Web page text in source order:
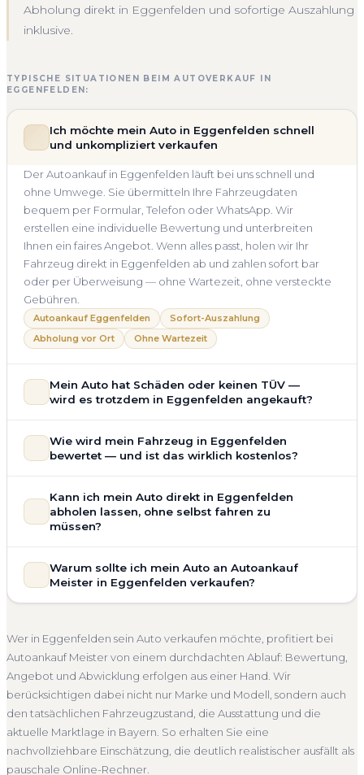
Abholung direkt in Eggenfelden und sofortige Auszahlung
inklusive.
TYPISCHE SITUATIONEN BEIM AUTOVERKAUF IN
EGGENFELDEN:
Ich möchte mein Auto in Eggenfelden schnell
und unkompliziert verkaufen
Der Autoankauf in Eggenfelden läuft bei uns schnell und
ohne Umwege. Sie übermitteln Ihre Fahrzeugdaten
bequem per Formular, Telefon oder WhatsApp. Wir
erstellen eine individuelle Bewertung und unterbreiten
Ihnen ein faires Angebot. Wenn alles passt, holen wir Ihr
Fahrzeug direkt in Eggenfelden ab und zahlen sofort bar
oder per Überweisung — ohne Wartezeit, ohne versteckte
Gebühren.
Autoankauf Eggenfelden
Sofort-Auszahlung
Abholung vor Ort
Ohne Wartezeit
Mein Auto hat Schäden oder keinen TÜV —
wird es trotzdem in Eggenfelden angekauft?
Motorschaden, Getriebeschaden, abgelaufenem TÜV oder
allgemeinem Reparaturbedarf direkt in Eggenfelden an.
Bewertung ein. Anders als Online-Rechner berücksichtigen
wir den realen Zustand und die aktuelle Nachfrage für eine
Getriebeschaden
Faire Bewertung
Wie wird mein Fahrzeug in Eggenfelden
bewertet — und ist das wirklich kostenlos?
Eggenfelden ist vollständig kostenlos und unverbindlich. Wir
prüfen Marke, Modell, Baujahr, Kilometerstand, Ausstattung,
Einschätzung, die nah am tatsächlichen Verkaufspreis liegt —
speziell für den Markt in Bayern.
Kann ich mein Auto direkt in Eggenfelden
abholen lassen, ohne selbst fahren zu
müssen?
Eggenfelden umfasst die kostenlose Abholung direkt an
Ihrer Adresse — egal ob zu Hause, am Arbeitsplatz oder an
Bezahlung erfolgt direkt bei Übergabe, auf Wunsch
übernehmen wir auch die Abmeldung.
Abholung Eggenfelden Nicht fahrbereit
Barzahlung
Abmeldung inklusive
Warum sollte ich mein Auto an Autoankauf
Meister in Eggenfelden verkaufen?
deutschlandweit an — auch in Eggenfelden und ganz
Bayern. Sie erhalten eine kostenlose Bewertung, ein
verbindliches Angebot und auf Wunsch den kompletten
Service von der Abholung bis zur Abmeldung. Über 4.800
zufriedene Kunden sprechen für sich.
Seit 2010 4.800+ Ankäufe Komplettservice
Wer in Eggenfelden sein Auto verkaufen möchte, profitiert bei
Autoankauf Meister von einem durchdachten Ablauf: Bewertung,
Angebot und Abwicklung erfolgen aus einer Hand. Wir
berücksichtigen dabei nicht nur Marke und Modell, sondern auch
den tatsächlichen Fahrzeugzustand, die Ausstattung und die
aktuelle Marktlage in Bayern. So erhalten Sie eine
nachvollziehbare Einschätzung, die deutlich realistischer ausfällt als
pauschale Online-Rechner.